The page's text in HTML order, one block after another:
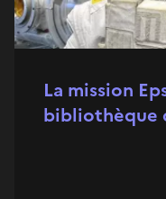
La mission
bibliothèque